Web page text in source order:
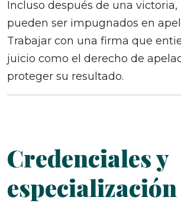
Incluso después de una victoria,
pueden ser impugnados en
Trabajar con una firma que
juicio como el derecho de
proteger su resultado.
Credenciales y
especialización